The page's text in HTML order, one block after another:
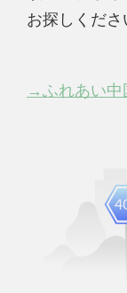
お探しくださ
→ふれあい中